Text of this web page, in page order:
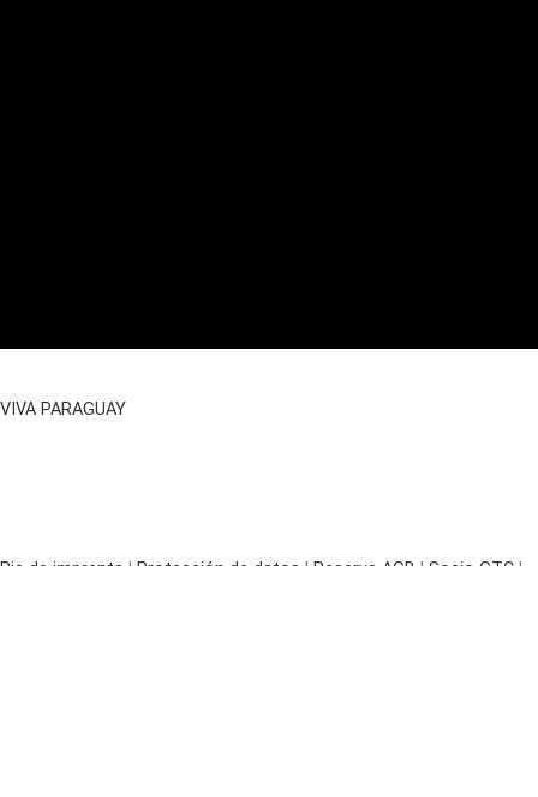
VIVA PARAGUAY
Pie de imprenta | Protección de datos | Reserva AGB | Socio GTC |